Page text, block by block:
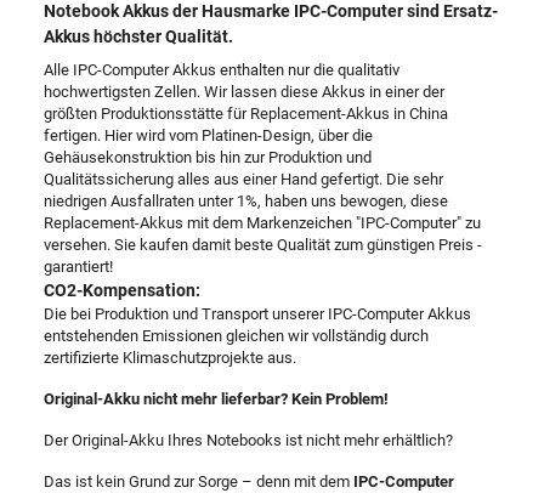
Notebook Akkus der Hausmarke IPC-Computer sind Ersatz-
Akkus höchster Qualität.
Alle IPC-Computer Akkus enthalten nur die qualitativ
hochwertigsten Zellen. Wir lassen diese Akkus in einer der
größten Produktionsstätte für Replacement-Akkus in China
fertigen. Hier wird vom Platinen-Design, über die
Gehäusekonstruktion bis hin zur Produktion und
Qualitätssicherung alles aus einer Hand gefertigt. Die sehr
niedrigen Ausfallraten unter 1%, haben uns bewogen, diese
Replacement-Akkus mit dem Markenzeichen "IPC-Computer" zu
versehen. Sie kaufen damit beste Qualität zum günstigen Preis -
garantiert!
CO2-Kompensation:
Die bei Produktion und Transport unserer IPC-Computer Akkus
entstehenden Emissionen gleichen wir vollständig durch
zertifizierte Klimaschutzprojekte aus.
Original-Akku nicht mehr lieferbar? Kein Problem!
Der Original-Akku Ihres Notebooks ist nicht mehr erhältlich?
Das ist kein Grund zur Sorge – denn mit dem IPC-Computer